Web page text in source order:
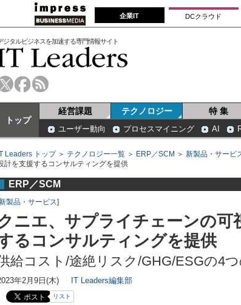
企業IT DCクラウド
ジタルビジネスを加速する専門情報サイト
トップ
経営課題 テクノロジー 特 集
ユーザー動向 プロセスマイニング AI
Leaders トップ＞ テクノロジー一覧 ＞ ERP／SCM ＞ 新製品・サービ
計を支援するコンサルティングを提供
ERP／SCM
製品・サービス]
ニエ、サプライチェーンの可
るコンサルティングを提供
給コスト/途絶リスク/GHG/ESGの4
年2月9日(木) IT Leaders編集部
リスト